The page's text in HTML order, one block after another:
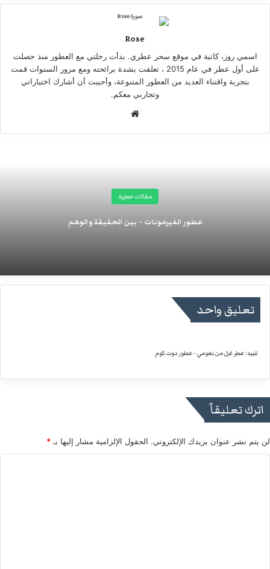
Rose
اسمي روز، كاتبة في موقع سحر عطري. بدأت رحلتي مع العطور منذ حصلت
على أول عطر في عام 2015 ، تعلقت بشدة برائحته ومع مرور السنوات قمت
بتجربة واقتناء العديد من العطور المتنوعة، وأحببت أن أشارك اختياراتي
وتجاربي معكم.
مقالات عطرية
عطور الفيرمونات – بين الحقيقة والوهم
تعليق واحد
تنبيه:عطر غزل من نعومي - عطور دوت كوم
اترك تعليقاً
لن يتم نشر عنوان بريدك الإلكتروني. الحقول الإلزامية مشار إليها بـ*